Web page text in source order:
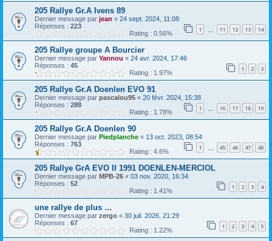
205 Rallye Gr.A Ivens 89
Dernier message par jean « 24 sept. 2024, 11:08
Réponses : 223 1 11 12 13 14
Rating : 0.56%
205 Rallye groupe A Bourcier
Dernier message par Yannou « 24 avr. 2024, 17:46
Réponses : 45 1 2 3
Rating : 1.97%
205 Rallye Gr.A Doenlen EVO 91
Dernier message par pascalou95 « 20 févr. 2024, 15:38
Réponses : 288 1 16 17 18 19
Rating : 1.78%
205 Rallye Gr.A Doenlen 90
Dernier message par Piedplanche « 13 oct. 2023, 08:54
Réponses : 763 1 45 46 47 48
Rating : 4.6%
205 Rallye GrA EVO II 1991 DOENLEN-MERCIOL
Dernier message par MPB-26 « 03 nov. 2020, 16:34
Réponses : 52 1 2 3 4
Rating : 1.41%
une rallye de plus …
Dernier message par zergo « 30 juil. 2026, 21:29
Réponses : 67 1 2 3 4 5
Rating : 1.22%